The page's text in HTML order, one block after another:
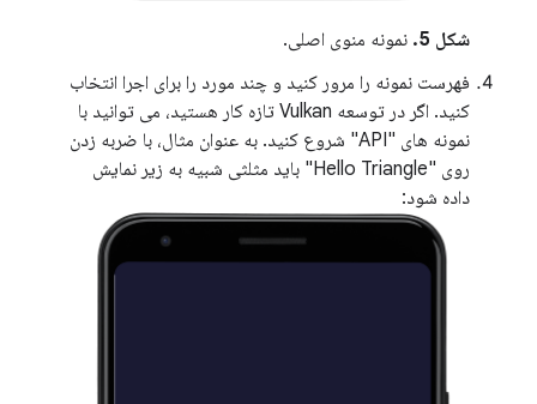
شکل 5.
نمونه منوی اصلی.
فهرست نمونه را مرور کنید و چند مورد را برای اجرا انتخاب
کنید. اگر در توسعه Vulkan تازه کار هستید، می توانید با
نمونه های "API" شروع کنید. به عنوان مثال، با ضربه زدن
روی "Hello Triangle" باید مثلثی شبیه به زیر نمایش
داده شود: